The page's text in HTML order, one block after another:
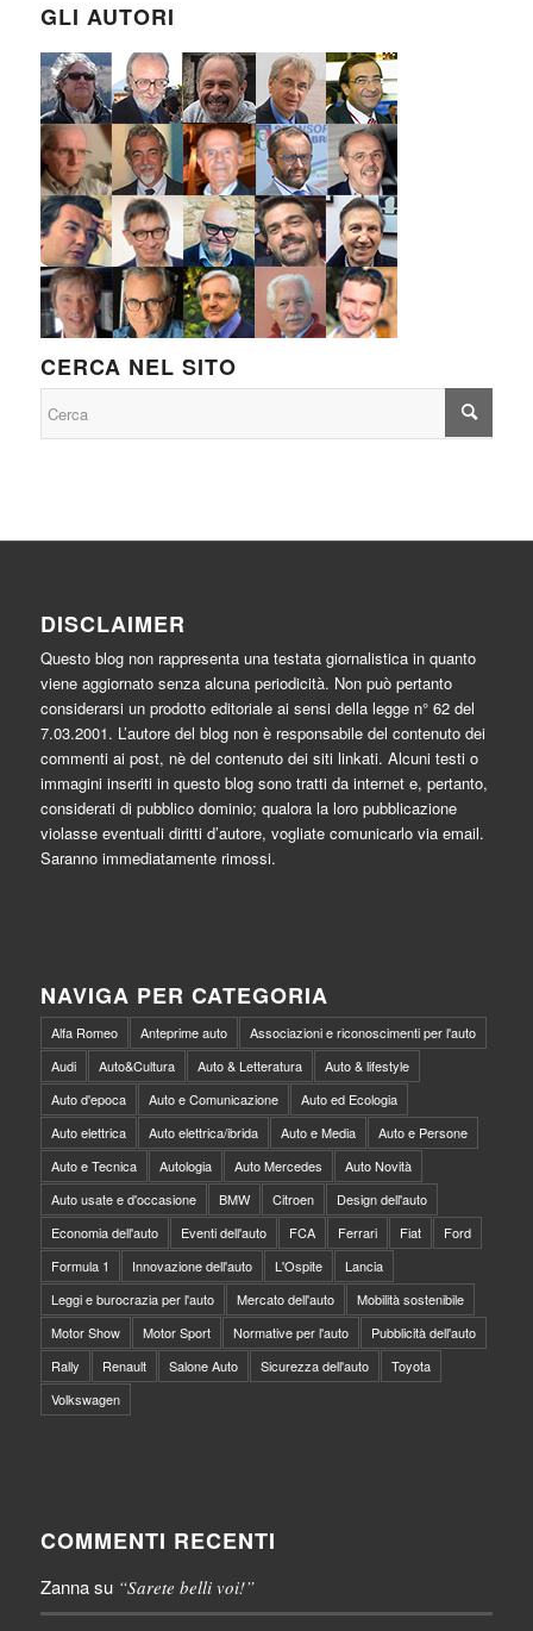
GLI AUTORI
CERCA NEL SITO
DISCLAIMER
Questo blog non rappresenta una testata giornalistica in quanto
viene aggiornato senza alcuna periodicità. Non può pertanto
considerarsi un prodotto editoriale ai sensi della legge n° 62 del
7.03.2001. L’autore del blog non è responsabile del contenuto dei
commenti ai post, nè del contenuto dei siti linkati. Alcuni testi o
immagini inseriti in questo blog sono tratti da internet e, pertanto,
considerati di pubblico dominio; qualora la loro pubblicazione
violasse eventuali diritti d’autore, vogliate comunicarlo via email.
Saranno immediatamente rimossi.
NAVIGA PER CATEGORIA
Alfa Romeo Anteprime auto
Associazioni e riconoscimenti per l'auto
Audi
Auto&Cultura Auto & Letteratura
Auto & lifestyle
Auto d'epoca
Auto e Comunicazione
Auto ed Ecologia
Auto elettrica
Auto elettrica/ibrida Auto e Media
Auto e Persone
Auto e Tecnica
Autologia Auto Mercedes
Auto Novità
Auto usate e d'occasione
BMW Citroen
Design dell'auto
Economia dell'auto
Eventi dell'auto FCA Ferrari Fiat
Ford
Formula 1
Innovazione dell'auto L'Ospite
Lancia
Leggi e burocrazia per l'auto
Mercato dell'auto
Mobilità sostenibile
Motor Show
Motor Sport Normative per l'auto
Pubblicità dell'auto
Rally
Renault Salone Auto Sicurezza dell'auto
Toyota
Volkswagen
COMMENTI RECENTI
Zannasu “Sarete belli voi!”